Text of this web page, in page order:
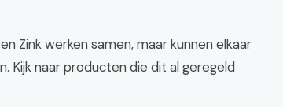
Zink werken samen, maar kunnen elkaar
Kijk naar producten die dit al geregeld